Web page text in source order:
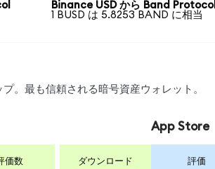
Binance USD から Band Protocol
1 BUSD は 5.8253 BAND に相当
。最も信頼される暗号資産ウォレット。
価数 ダウンロード
App Store
評価